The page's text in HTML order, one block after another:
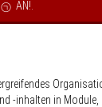
AN!
-inhalten in